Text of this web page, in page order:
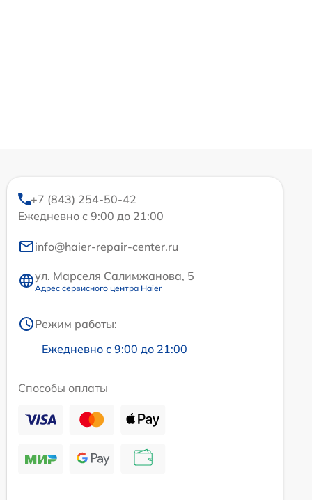
+7 (843) 254-50-42
Ежедневно с 9:00 до 21:00
info@haier-repair-center.ru
ул. Марселя Салимжанова, 5
Адрес сервисного центра Haier
Режим работы:
Ежедневно с 9:00 до 21:00
Способы оплаты